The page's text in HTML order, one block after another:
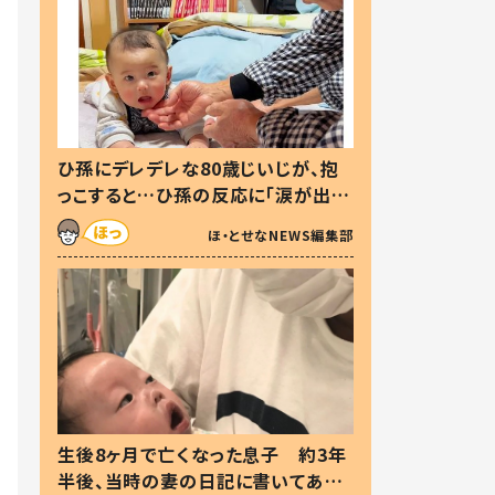
ひ孫にデレデレな80歳じいじが、抱
っこすると…ひ孫の反応に「涙が出ま
した」「可愛くて仕方ない」
ほ・とせなNEWS編集部
生後8ヶ月で亡くなった息子 約3年
半後、当時の妻の日記に書いてあっ